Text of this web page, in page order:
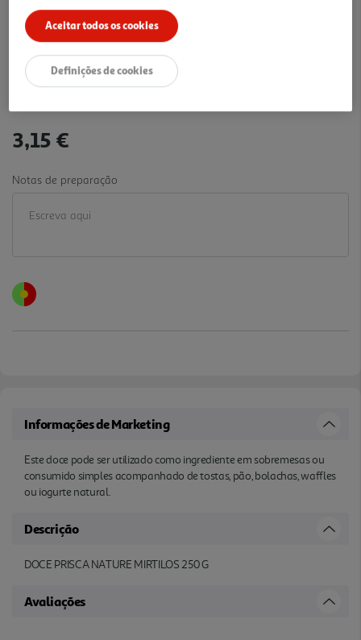
sobremesas ou consumido simples acompanhado
de tostas, pão, bolachas, waffles ou iogurte
natural.
12.6 €/un
3,15 €
Notas de preparação
Informações de Marketing
Este doce pode ser utilizado como ingrediente em sobremesas ou
consumido simples acompanhado de tostas, pão, bolachas, waffles
ou iogurte natural.
Descrição
DOCE PRISCA NATURE MIRTILOS 250 G
Avaliações
Aceitar todos os cookies
Definições de cookies